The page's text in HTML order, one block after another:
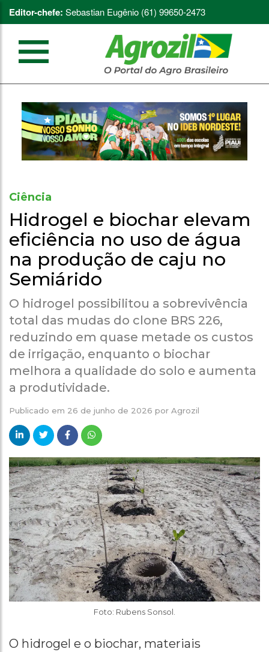
Editor-chefe: Sebastian Eugênio (61) 99650-2473
Ciência
Hidrogel e biochar elevam
eficiência no uso de água
na produção de caju no
Semiárido
O hidrogel possibilitou a sobrevivência
total das mudas do clone BRS 226,
reduzindo em quase metade os custos
de irrigação, enquanto o biochar
melhora a qualidade do solo e aumenta
a produtividade.
Publicado em 26 de junho de 2026 por Agrozil
Foto: Rubens Sonsol.
O hidrogel e o biochar, materiais